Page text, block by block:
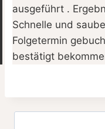
ausgeführt .
Schnelle und
Folgetermin
bestätigt